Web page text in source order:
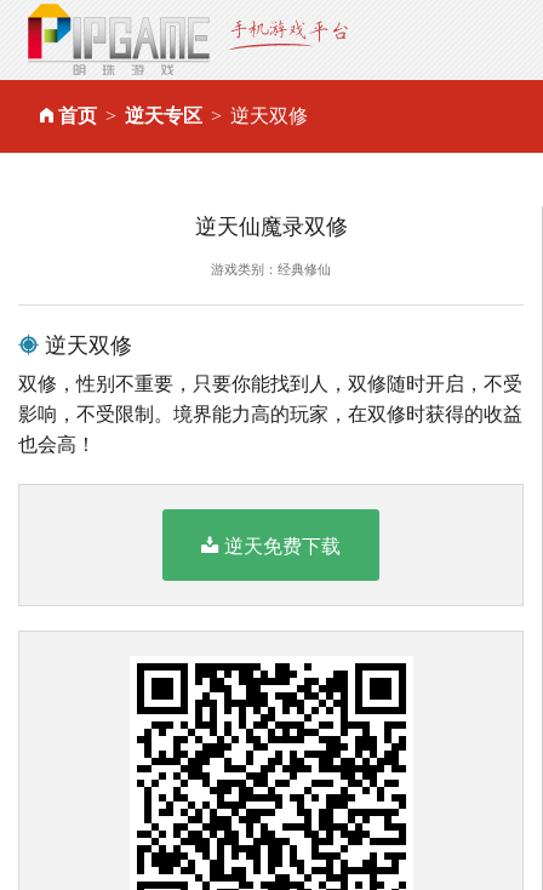
首页 逆天专区 逆天双修
逆天仙魔录双修
游戏类别：经典修仙
逆天双修
双修，性别不重要，只要你能找到人，双修随时开启，不受
影响，不受限制。境界能力高的玩家，在双修时获得的收益
也会高！
逆天免费下载